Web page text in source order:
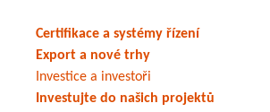
Certifikace a systémy řízení
Export a nové trhy
Investice a investoři
Investujte do našich projektů